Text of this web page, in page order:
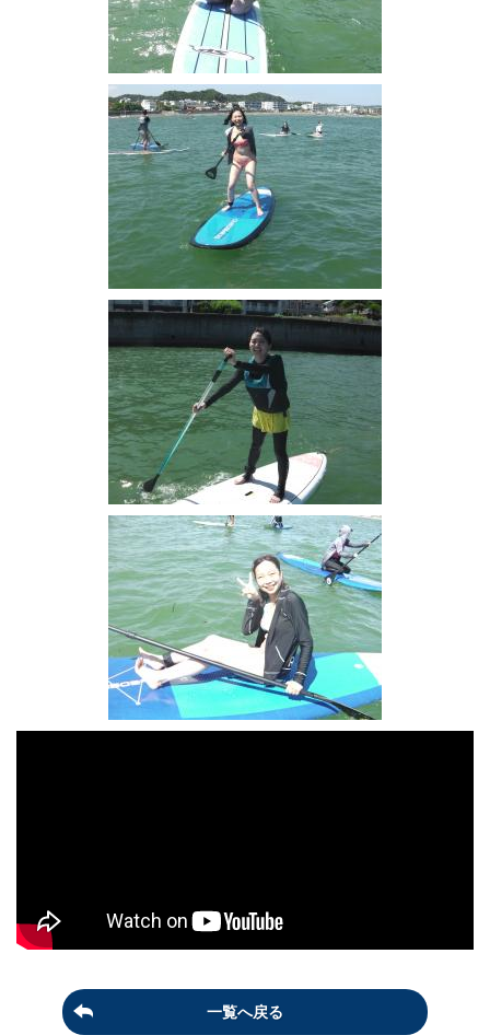
一覧へ戻る